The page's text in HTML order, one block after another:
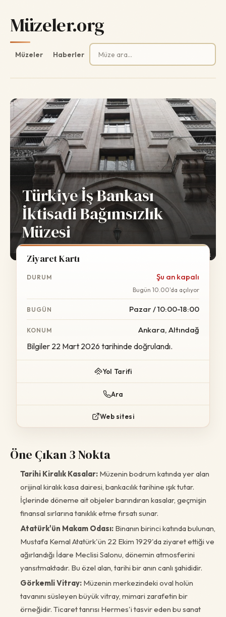
Müzeler.org
Müzeler Haberler
Arama:
Türkiye İş Bankası
İktisadi Bağımsızlık
Müzesi
Wikimedia Commons
Ziyaret Kartı
DURUM Şu an kapalı
Bugün 10.00'da açılıyor
BUGÜN Pazar / 10:00-18:00
KONUM Ankara, Altındağ
Bilgiler 22 Mart 2026 tarihinde doğrulandı.
Yol Tarifi
Ara
Web sitesi
Öne Çıkan 3 Nokta
Tarihi Kiralık Kasalar: Müzenin bodrum katında yer alan
orijinal kiralık kasa dairesi, bankacılık tarihine ışık tutar.
İçlerinde döneme ait objeler barındıran kasalar, geçmişin
finansal sırlarına tanıklık etme fırsatı sunar.
Atatürk'ün Makam Odası: Binanın birinci katında bulunan,
Mustafa Kemal Atatürk'ün 22 Ekim 1929'da ziyaret ettiği ve
ağırlandığı İdare Meclisi Salonu, dönemin atmosferini
yansıtmaktadır. Bu özel alan, tarihi bir anın canlı şahididir.
Görkemli Vitray: Müzenin merkezindeki oval holün
tavanını süsleyen büyük vitray, mimari zarafetin bir
örneğidir. Ticaret tanrısı Hermes'i tasvir eden bu sanat